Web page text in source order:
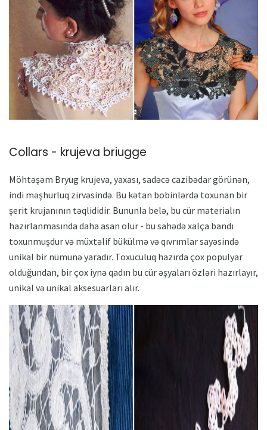
Collars - krujeva briugge
Möhtəşəm Bryug krujeva, yaxası, sadəcə cazibədar görünən,
indi məşhurluq zirvəsində. Bu kətan bobinlərdə toxunan bir
şerit krujanının təqlididir. Bununla belə, bu cür materialın
hazırlanmasında daha asan olur - bu sahədə xalça bandı
toxunmuşdur və müxtəlif bükülmə və qıvrımlar sayəsində
unikal bir nümunə yaradır. Toxuculuq hazırda çox populyar
olduğundan, bir çox iynə qadın bu cür əşyaları özləri hazırlayır,
unikal və unikal aksesuarları alır.